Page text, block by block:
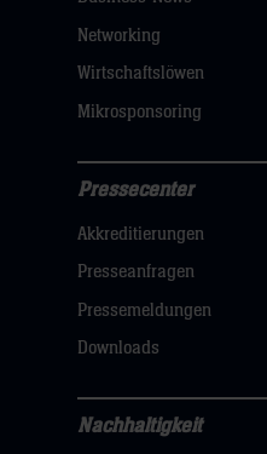
Networking
Wirtschaftslöwen
Mikrosponsoring
Navigation
öffnen,
dann
klicken
hier
Pressecenter
Akkreditierungen
Presseanfragen
Pressemeldungen
Downloads
Nachhaltigkeit
Nachhaltigkeit